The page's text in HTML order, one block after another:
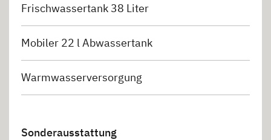
Frischwassertank 38 Liter
Mobiler 22 l Abwassertank
Warmwasserversorgung
Sonderausstattung